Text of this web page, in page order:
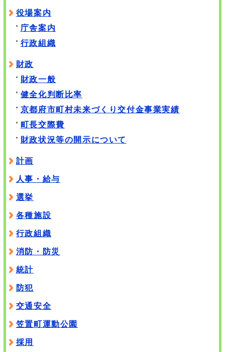
役場案内
庁舎案内
行政組織
財政
財政一般
健全化判断比率
京都府市町村未来づくり交付金事業実績
町長交際費
財政状況等の開示について
計画
人事・給与
選挙
各種施設
行政組織
消防・防災
統計
防犯
交通安全
笠置町運動公園
採用